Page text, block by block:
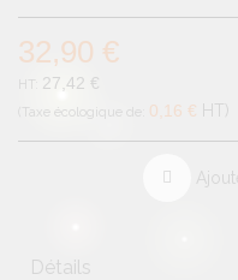
32,90 €
27,42 €
0,16 € HT
Détails